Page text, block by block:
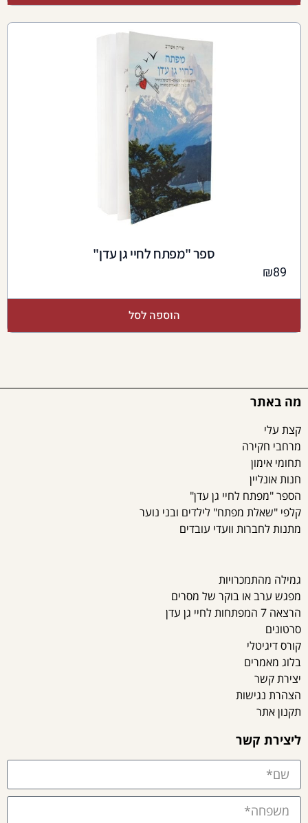
ספר "מפתח לחיי גן עדן"
₪89
הוספה לסל
מה באתר
קצת עלי
מרחבי חקירה
תחומי אימון
חנות אונליין
הספר "מפתח לחיי גן עדן"
קלפי "שאלת מפתח" לילדים ובני נוער
מתנות לחברות וועדי עובדים
גמילה מהתמכרויות
מפגש ערב או בוקר של מסרים
הרצאה 7 המפתחות לחיי גן עדן
סרטונים
קורס דיגיטלי
בלוג מאמרים
יצירת קשר
הצהרת נגישות
תקנון אתר
ליצירת קשר